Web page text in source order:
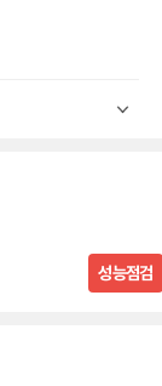
성능점검